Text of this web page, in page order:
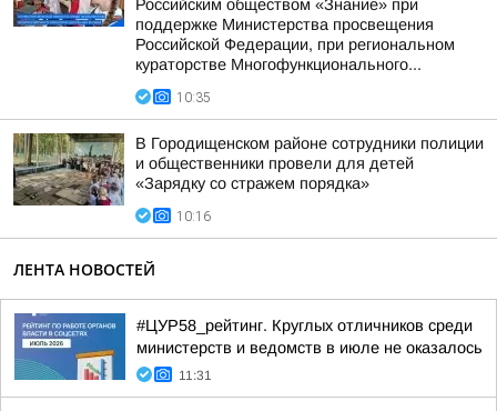
Российским обществом «Знание» при
поддержке Министерства просвещения
Российской Федерации, при региональном
кураторстве Многофункционального...
10:35
В Городищенском районе сотрудники полиции
и общественники провели для детей
«Зарядку со стражем порядка»
10:16
ЛЕНТА НОВОСТЕЙ
#ЦУР58_рейтинг. Круглых отличников среди
министерств и ведомств в июле не оказалось
11:31